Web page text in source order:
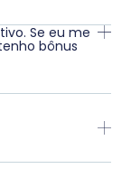
Se eu me
bônus